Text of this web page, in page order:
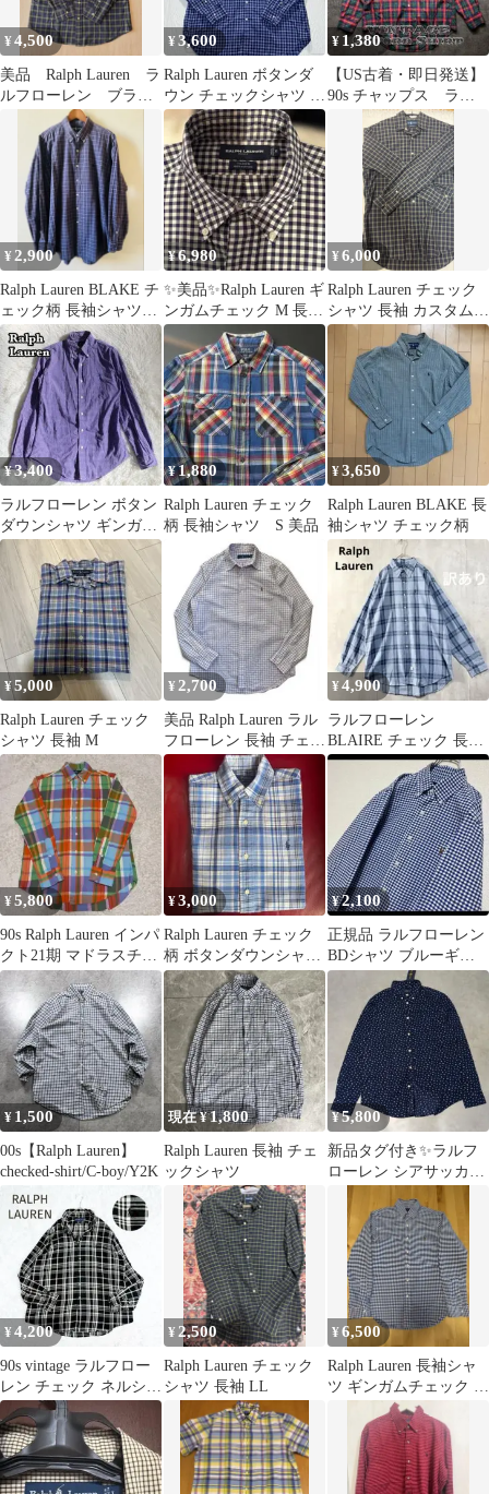
¥4,500
美品 Ralph Lauren ラ
ルフローレン ブラッ
クウォッチ BDシャ
ツ L
¥3,600
Ralph Lauren ボタンダ
ウン チェックシャツ 長
袖 LT/GL
¥ 1,380
【US古着・即日発送】
90s チャップス ラル
フローレンチェック
赤 緑 紺 M
¥ 2,900
Ralph Lauren BLAKE チ
ェック柄 長袖シャツ
XL
¥6,980
✨美品✨Ralph Lauren ギ
ンガムチェック M 長袖
シャツ
¥6,000
Ralph Lauren チェック
シャツ 長袖 カスタムフ
ィット M
¥3,400
ラルフローレン ボタン
ダウンシャツ ギンガム
チェック ポニー刺繍 パ
ープル
¥1,880
Ralph Lauren チェック
柄 長袖シャツ S 美品
¥3,650
Ralph Lauren BLAKE 長
袖シャツ チェック柄
¥5,000
Ralph Lauren チェック
シャツ 長袖 M
¥ 2,700
美品 Ralph Lauren ラル
フローレン 長袖 チェッ
ク シャツ
¥4,900
ラルフローレン
BLAIRE チェック 長袖
シャツ ブルー L オーバ
ーサイズ
¥5,800
90s Ralph Lauren インパ
クト21期 マドラスチェ
ック 長袖
¥3,000
Ralph Lauren チェック
柄 ボタンダウンシャツ
M 12/14
¥2,100
正規品 ラルフローレン
BDシャツ ブルーギン
ガムチェック マルチポ
ニー刺繍
¥ 1,500
00s【Ralph Lauren】
checked-shirt/C-boy/Y2K
現在 ¥1,800
Ralph Lauren 長袖 チェ
ックシャツ
¥5,800
新品タグ付き✨ラルフ
ローレン シアサッカー
総柄 ロゴ シャツ 長袖
¥4,200
90s vintage ラルフロー
レン チェック ネルシャ
ツ ポニーロゴ XXL
¥ 2,500
Ralph Lauren チェック
シャツ 長袖 LL
¥6,500
Ralph Lauren 長袖シャ
ツ ギンガムチェック ス
リムフィットMサイズ